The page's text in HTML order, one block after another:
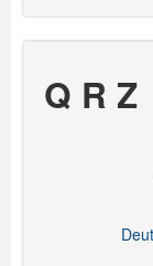
Q R Z